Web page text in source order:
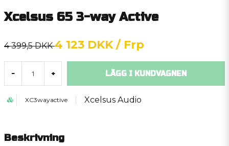
Xcelsus 65 3-way Active
4 399,5 DKK4 123 DKK / Frp
- + LÄGG I KUNDVAGNEN
XC3wayactive Xcelsus Audio
Beskrivning